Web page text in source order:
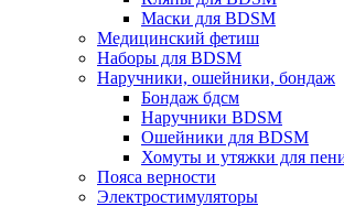
Маски для BDSM
Медицинский фетиш
Наборы для BDSM
Наручники, ошейники, бондаж
Бондаж бдсм
Наручники BDSM
Ошейники для BDSM
Хомуты и утяжки для
Пояса верности
Электростимуляторы